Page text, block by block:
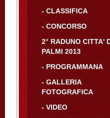
- CLASSIFICA
- CONCORSO
2° RADUNO CITTA'
PALMI 2013
- PROGRAMMANA
- GALLERIA
FOTOGRAFICA
- VIDEO